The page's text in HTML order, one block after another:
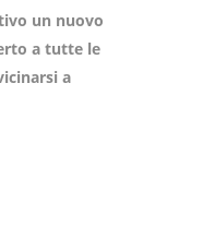
un nuovo
a tutte le
a